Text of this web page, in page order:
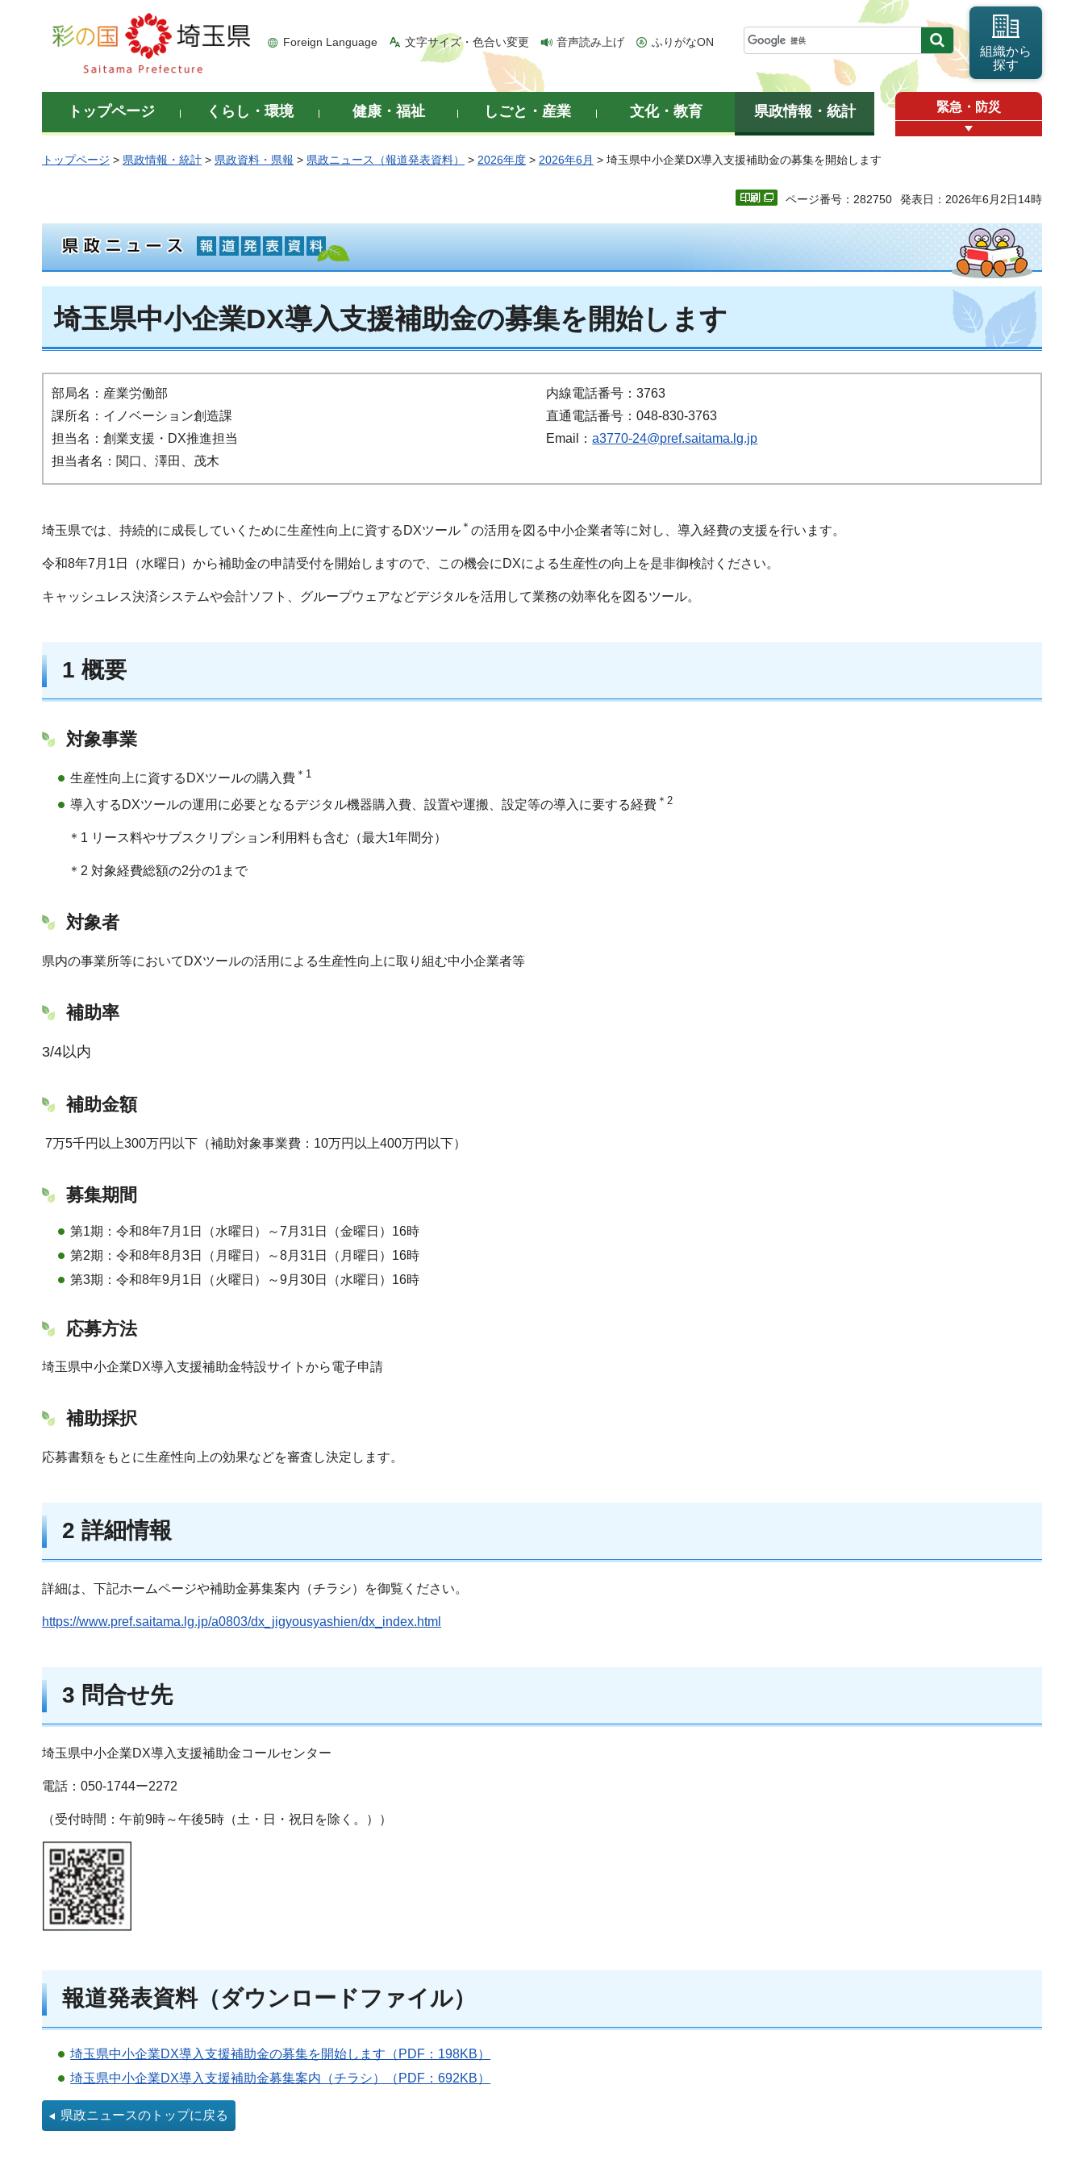
彩の国 埼玉県
Foreign Language 文字サイズ・色合い変更 音声読み上げ ふりがなON
組織から
探す
トップページ くらし・環境 健康・福祉 しごと・産業 文化・教育 県政情報・統計 緊急・防災
トップページ > 県政情報・統計 > 県政資料・県報 > 県政ニュース（報道発表資料） > 2026年度 > 2026年6月 > 埼玉県中小企業DX導入支援補助金の募集を開始します
ページ番号：282750 発表日：2026年6月2日14時
埼玉県中小企業DX導入支援補助金の募集を開始します
部局名：産業労働部
課所名：イノベーション創造課
担当名：創業支援・DX推進担当
担当者名：関口、澤田、茂木
内線電話番号：3763
直通電話番号：048-830-3763
Email：a3770-24@pref.saitama.lg.jp
埼玉県では、持続的に成長していくために生産性向上に資するDXツール ＊ の活用を図る中小企業者等に対し、導入経費の支援を行います。
令和8年7月1日（水曜日）から補助金の申請受付を開始しますので、この機会にDXによる生産性の向上を是非御検討ください。
キャッシュレス決済システムや会計ソフト、グループウェアなどデジタルを活用して業務の効率化を図るツール。
1 概要
対象事業
生産性向上に資するDXツールの購入費 ＊1
導入するDXツールの運用に必要となるデジタル機器購入費、設置や運搬、設定等の導入に要する経費 ＊2
＊1 リース料やサブスクリプション利用料も含む（最大1年間分）
＊2 対象経費総額の2分の1まで
対象者
県内の事業所等においてDXツールの活用による生産性向上に取り組む中小企業者等
補助率
3/4以内
補助金額
7万5千円以上300万円以下（補助対象事業費：10万円以上400万円以下）
募集期間
第1期：令和8年7月1日（水曜日）～7月31日（金曜日）16時
第2期：令和8年8月3日（月曜日）～8月31日（月曜日）16時
第3期：令和8年9月1日（火曜日）～9月30日（水曜日）16時
応募方法
埼玉県中小企業DX導入支援補助金特設サイトから電子申請
補助採択
応募書類をもとに生産性向上の効果などを審査し決定します。
2 詳細情報
詳細は、下記ホームページや補助金募集案内（チラシ）を御覧ください。
https://www.pref.saitama.lg.jp/a0803/dx_jigyousyashien/dx_index.html
3 問合せ先
埼玉県中小企業DX導入支援補助金コールセンター
電話：050-1744ー2272
（受付時間：午前9時～午後5時（土・日・祝日を除く。））
報道発表資料（ダウンロードファイル）
埼玉県中小企業DX導入支援補助金の募集を開始します（PDF：198KB）
埼玉県中小企業DX導入支援補助金募集案内（チラシ）（PDF：692KB）
県政ニュースのトップに戻る